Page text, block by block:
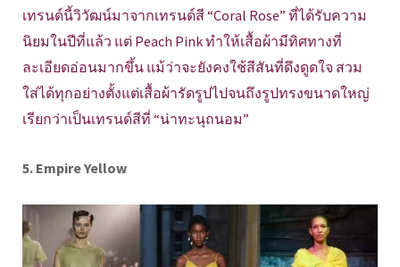
เทรนด์นี้วิวัฒน์มาจากเทรนด์สี “Coral Rose” ที่ได้รับความ
นิยมในปีที่แล้ว แต่ Peach Pink ทำให้เสื้อผ้ามีทิศทางที่
ละเอียดอ่อนมากขึ้น แม้ว่าจะยังคงใช้สีสันที่ดึงดูดใจ สวม
ใส่ได้ทุกอย่างตั้งแต่เสื้อผ้ารัดรูปไปจนถึงรูปทรงขนาดใหญ่
เรียกว่าเป็นเทรนด์สีที่ “น่าทะนุถนอม”
5. Empire Yellow